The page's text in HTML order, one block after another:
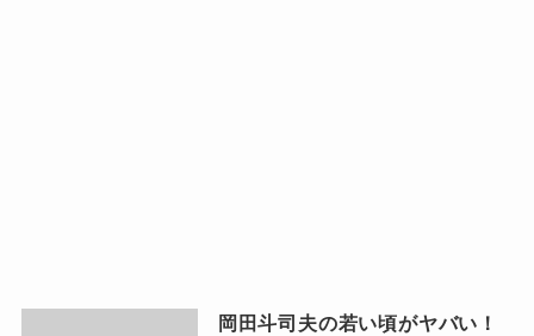
岡田斗司夫の若い頃がヤバい！